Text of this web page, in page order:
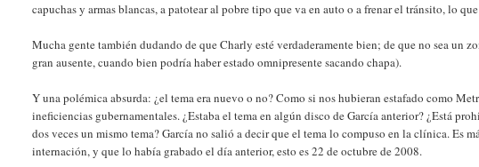
capuchas y armas blancas, a patotear al pobre tipo que va en auto o a frenar el tránsito, lo
Mucha gente también dudando de que Charly esté verdaderamente bien; de que no sea un
gran ausente, cuando bien podría haber estado omnipresente sacando chapa).
Y una polémica absurda: ¿el tema era nuevo o no? Como si nos hubieran estafado como
ineficiencias gubernamentales. ¿Estaba el tema en algún disco de García anterior? ¿Está
dos veces un mismo tema? García no salió a decir que el tema lo compuso en la clínica. Es
internación, y que lo había grabado el día anterior, esto es 22 de octubre de 2008.